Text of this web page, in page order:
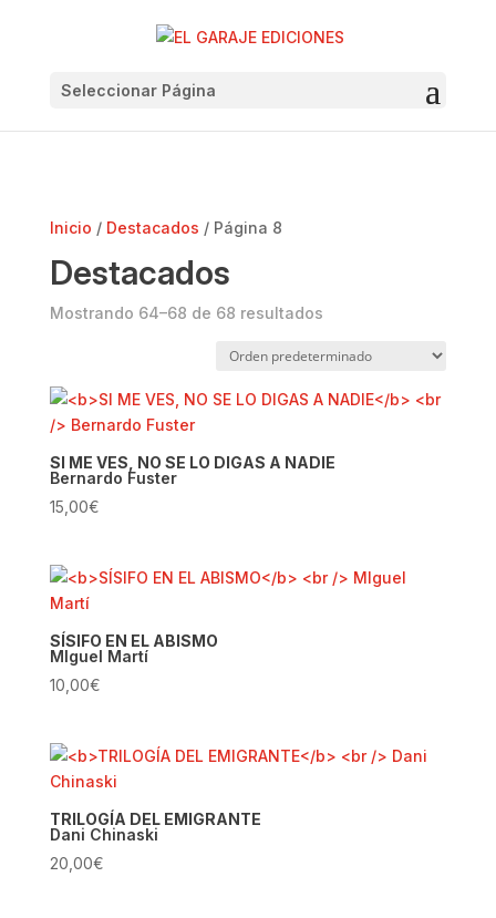
Seleccionar Página
Inicio / Destacados / Página 8
Destacados
Mostrando 64–68 de 68 resultados
SI ME VES, NO SE LO DIGAS A NADIE
Bernardo Fuster
15,00€
SÍSIFO EN EL ABISMO
MIguel Martí
10,00€
TRILOGÍA DEL EMIGRANTE
Dani Chinaski
20,00€